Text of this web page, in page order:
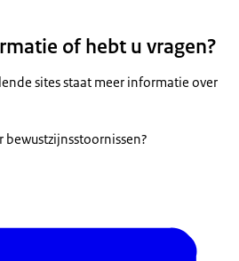
of hebt u vragen?
sites staat meer informatie over